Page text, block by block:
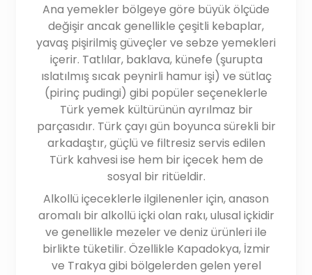
Ana yemekler bölgeye göre büyük ölçüde
değişir ancak genellikle çeşitli kebaplar,
yavaş pişirilmiş güveçler ve sebze yemekleri
içerir. Tatlılar, baklava, künefe (şurupta
ıslatılmış sıcak peynirli hamur işi) ve sütlaç
(pirinç pudingi) gibi popüler seçeneklerle
Türk yemek kültürünün ayrılmaz bir
parçasıdır. Türk çayı gün boyunca sürekli bir
arkadaştır, güçlü ve filtresiz servis edilen
Türk kahvesi ise hem bir içecek hem de
sosyal bir ritüeldir.
Alkollü içeceklerle ilgilenenler için, anason
aromalı bir alkollü içki olan rakı, ulusal içkidir
ve genellikle mezeler ve deniz ürünleri ile
birlikte tüketilir. Özellikle Kapadokya, İzmir
ve Trakya gibi bölgelerden gelen yerel